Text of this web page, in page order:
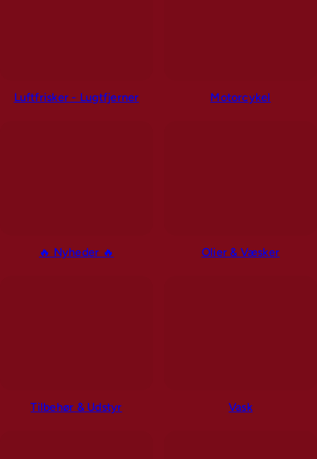
Luftfrisker - Lugtfjerner Motorcykel
🔥 Nyheder 🔥 Olier & Væsker
Tilbehør & Udstyr Vask